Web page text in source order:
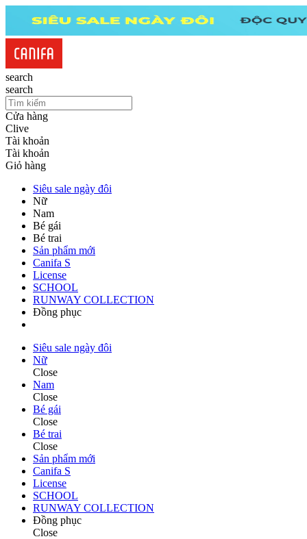
search
search
Cửa hàng
Clive
Tài khoản
Tài khoản
Giỏ hàng
Siêu sale ngày đôi
Nữ
Nam
Bé gái
Bé trai
Sản phẩm mới
Canifa S
License
SCHOOL
RUNWAY COLLECTION
Đồng phục
Siêu sale ngày đôi
Nữ
Close
Nam
Close
Bé gái
Close
Bé trai
Close
Sản phẩm mới
Canifa S
License
SCHOOL
RUNWAY COLLECTION
Đồng phục
Close